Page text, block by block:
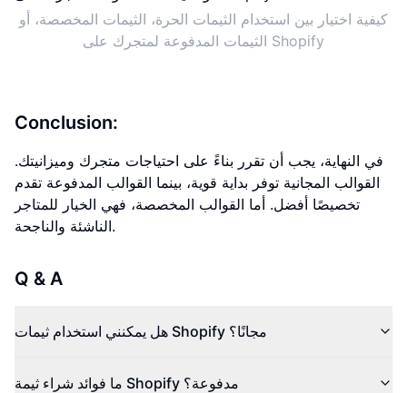
كيفية اختيار بين استخدام الثيمات الحرة، الثيمات المخصصة، أو
الثيمات المدفوعة لمتجرك على Shopify
Conclusion:
في النهاية، يجب أن تقرر بناءً على احتياجات متجرك وميزانيتك.
القوالب المجانية توفر بداية قوية، بينما القوالب المدفوعة تقدم
تخصيصًا أفضل. أما القوالب المخصصة، فهي الخيار للمتاجر
الناشئة والناجحة.
Q & A
هل يمكنني استخدام ثيمات Shopify مجانًا؟
ما فوائد شراء ثيمة Shopify مدفوعة؟